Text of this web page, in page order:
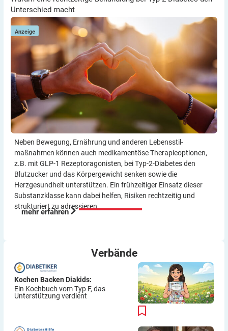
Unterschied macht
Anzeige
Neben Bewegung, Ernährung und anderen Lebensstil­
maßnahmen können auch medikamentöse Therapie­optionen,
z.B. mit GLP-1 Rezeptor­agonisten, bei Typ-2-Diabetes den
Blutzucker und das Körper­gewicht senken sowie die
Herzgesundheit unterstützen. Ein frühzeitiger Einsatz dieser
Substanzklasse kann dabei helfen, Risiken rechtzeitig und
strukturiert zu adressieren.
mehr erfahren
Verbände
Kochen Backen Diakids:
Ein Kochbuch vom Typ F, das
Unterstützung verdient